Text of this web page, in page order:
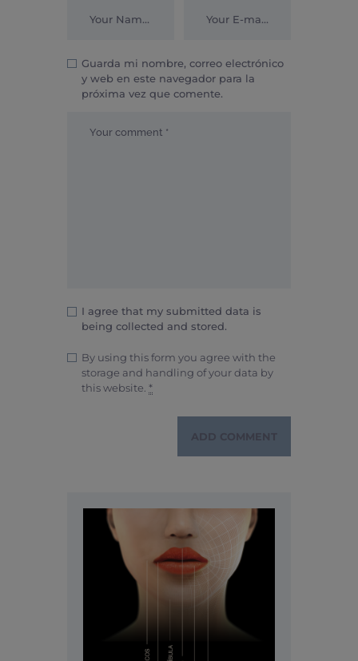
Guarda mi nombre, correo electrónico
y web en este navegador para la
próxima vez que comente.
I agree that my submitted data is
being collected and stored.
By using this form you agree with the
storage and handling of your data by
this website.*